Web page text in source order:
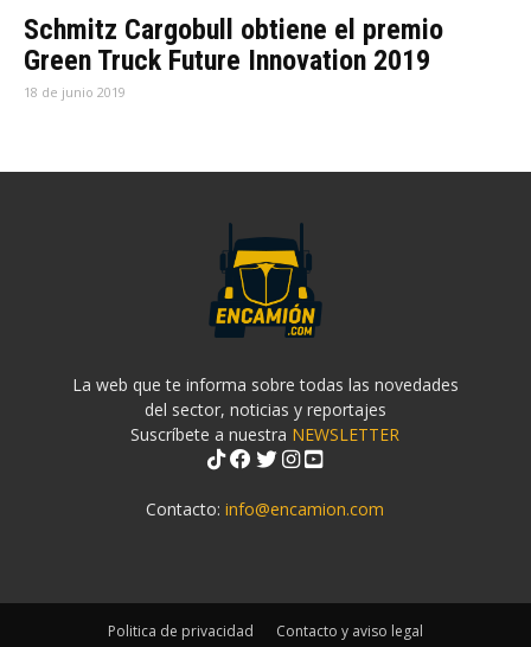
Schmitz Cargobull obtiene el premio
Green Truck Future Innovation 2019
18 de junio 2019
La web que te informa sobre todas las novedades
del sector, noticias y reportajes
Suscríbete a nuestra NEWSLETTER
Contacto:info@encamion.com
Politica de privacidad Contacto y aviso legal